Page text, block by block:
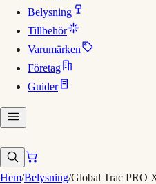
Belysning
Tillbehör
Varumärken
Företag
Guider
Hem/Belysning/Global Trac PRO